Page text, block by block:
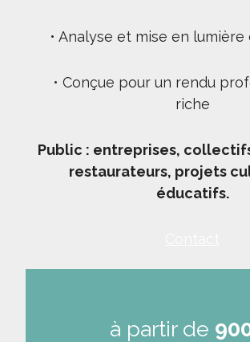
• Analyse et mise en
• Conçue pour un rendu
riche
Public : entreprises,
restaurateurs, projets
éducatifs.
à partir de